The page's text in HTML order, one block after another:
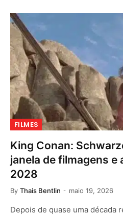
FILMES
King Conan:
janela de filmagens e
2028
By Thais Bentlin maio 19, 2026
Depois de quase uma década